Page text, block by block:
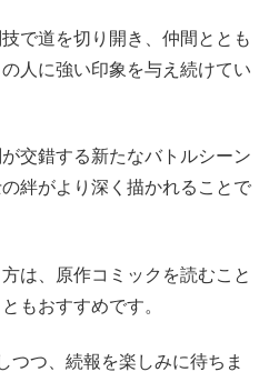
で道を切り開き、仲間ととも
人に強い印象を与え続けてい
交錯する新たなバトルシーン
絆がより深く描かれることで
は、原作コミックを読むこと
もおすすめです。
つつ、続報を楽しみに待ちま